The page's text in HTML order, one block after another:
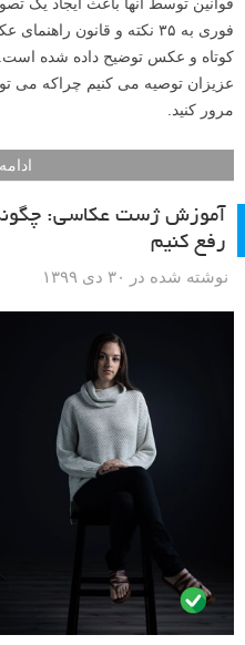
فوری به ۳۵ نکته و قانون
کوتاه و عکس توضیح داده شده
عزیزان توصیه می کنیم چراکه می
مرور کنید.
آموزش ژست عکاسی:
رفع کنیم
نوشته شده در ۳۰ دی ۱۳۹۹